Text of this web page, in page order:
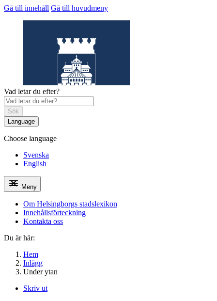
Gå till innehåll Gå till huvudmeny
Helsingborgs stadslexikon
Vad letar du efter?
Sök
Language
Choose language
Svenska
English
Meny
Om Helsingborgs stadslexikon
Innehållsförteckning
Kontakta oss
Du är här:
Hem
Inlägg
Under ytan
Skriv ut